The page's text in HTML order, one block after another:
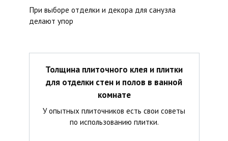
При выборе отделки и декора для санузла
делают упор
Толщина плиточного клея и плитки
для отделки стен и полов в ванной
комнате
У опытных плиточников есть свои советы
по использованию плитки.